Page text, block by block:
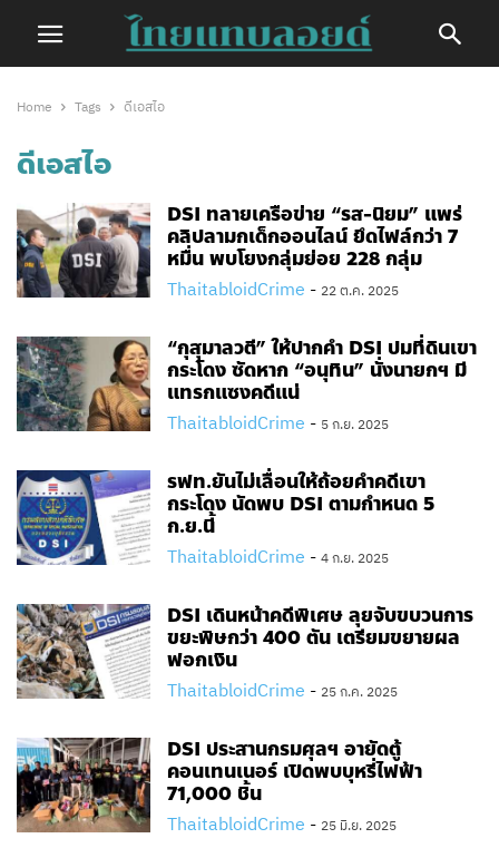
Home Tags ดีเอสไอ
ดีเอสไอ
DSI ทลายเครือข่าย “รส-นิยม” แพร่
คลิปลามกเด็กออนไลน์ ยึดไฟล์กว่า 7
หมื่น พบโยงกลุ่มย่อย 228 กลุ่ม
ThaitabloidCrime - 22 ต.ค. 2025
“กุสุมาลวตี” ให้ปากคำ DSI ปมที่ดินเขา
กระโดง ซัดหาก “อนุทิน” นั่งนายกฯ มี
แทรกแซงคดีแน่
ThaitabloidCrime - 5 ก.ย. 2025
รฟท.ยันไม่เลื่อนให้ถ้อยคำคดีเขา
กระโดง นัดพบ DSI ตามกำหนด 5
ก.ย.นี้
ThaitabloidCrime - 4 ก.ย. 2025
DSI เดินหน้าคดีพิเศษ ลุยจับขบวนการ
ขยะพิษกว่า 400 ตัน เตรียมขยายผล
ฟอกเงิน
ThaitabloidCrime - 25 ก.ค. 2025
DSI ประสานกรมศุลฯ อายัดตู้
คอนเทนเนอร์ เปิดพบบุหรี่ไฟฟ้า
71,000 ชิ้น
ThaitabloidCrime - 25 มิ.ย. 2025